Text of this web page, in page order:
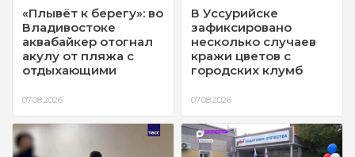
«Плывёт к берегу»: во
Владивостоке
аквабайкер отогнал
акулу от пляжа с
отдыхающими
07.08.2026
В Уссурийске
зафиксировано
несколько случаев
кражи цветов с
городских клумб
07.08.2026